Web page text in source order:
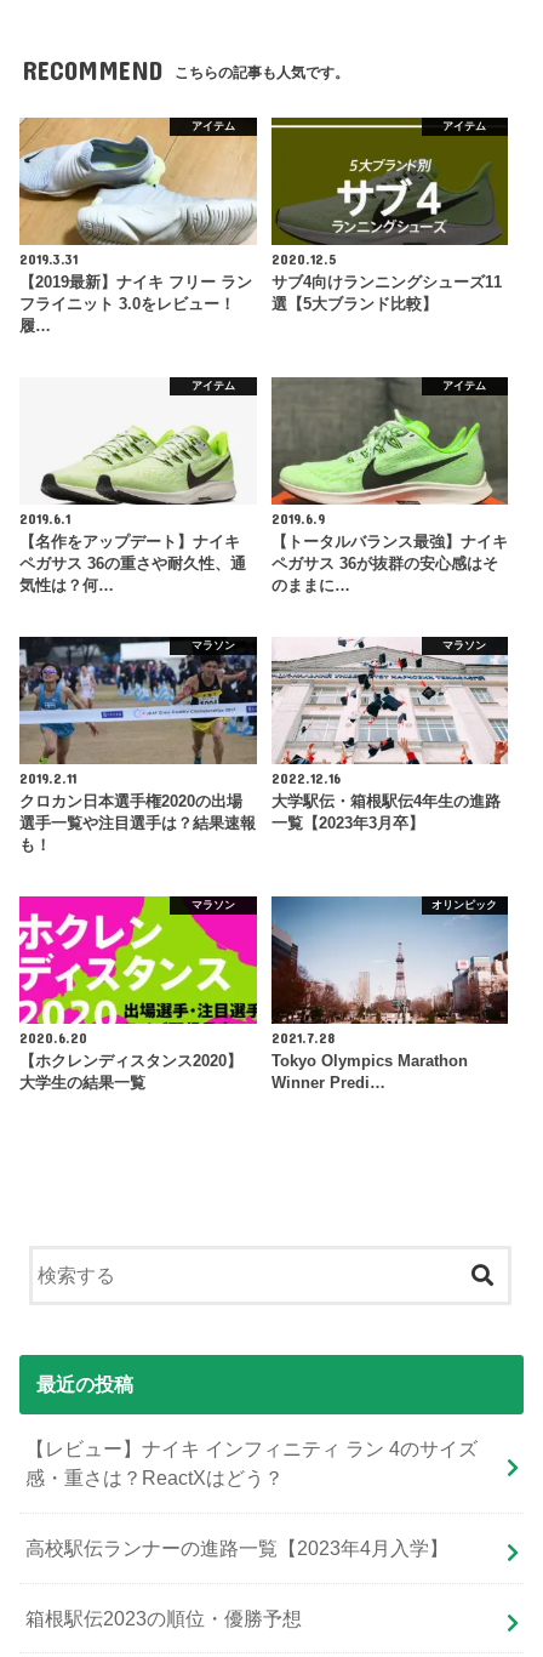
RECOMMEND こちらの記事も人気です。
アイテム
2019.3.31
【2019最新】ナイキ フリー ラン
フライニット 3.0をレビュー！
履…
アイテム
2020.12.5
サブ4向けランニングシューズ11
選【5大ブランド比較】
アイテム
2019.6.1
【名作をアップデート】ナイキ
ペガサス 36の重さや耐久性、通
気性は？何…
アイテム
2019.6.9
【トータルバランス最強】ナイキ
ペガサス 36が抜群の安心感はそ
のままに…
マラソン
2019.2.11
クロカン日本選手権2020の出場
選手一覧や注目選手は？結果速報
も！
マラソン
2022.12.16
大学駅伝・箱根駅伝4年生の進路
一覧【2023年3月卒】
マラソン
2020.6.20
【ホクレンディスタンス2020】
大学生の結果一覧
オリンピック
2021.7.28
Tokyo Olympics Marathon
Winner Predi…
最近の投稿
【レビュー】ナイキ インフィニティ ラン 4のサイズ
感・重さは？ReactXはどう？
高校駅伝ランナーの進路一覧【2023年4月入学】
箱根駅伝2023の順位・優勝予想